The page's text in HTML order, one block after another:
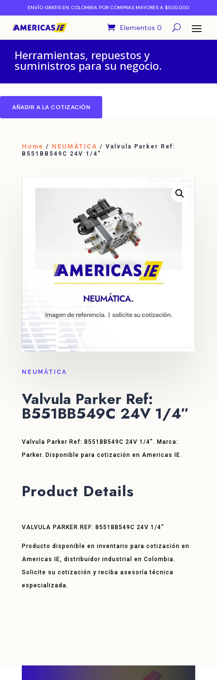
ENVÍO GRATIS EN COLOMBIA POR COMPRAS MAYORES A $500.000.
Elementos 0
Herramientas, repuestos y
suministros para su negocio.
AÑADIR A LA COTIZACIÓN
Home / NEUMÁTICA / Valvula Parker Ref:
B551BB549C 24V 1/4″
NEUMÁTICA
Valvula Parker Ref:
B551BB549C 24V 1/4″
Valvula Parker Ref: B551BB549C 24V 1/4″. Marca:
Parker. Disponible para cotización en Americas IE.
Product Details
VALVULA PARKER REF: B551BB549C 24V 1/4″
Producto disponible en inventario para cotización en
Americas IE, distribuidor industrial en Colombia.
Solicite su cotización y reciba asesoría técnica
especializada.